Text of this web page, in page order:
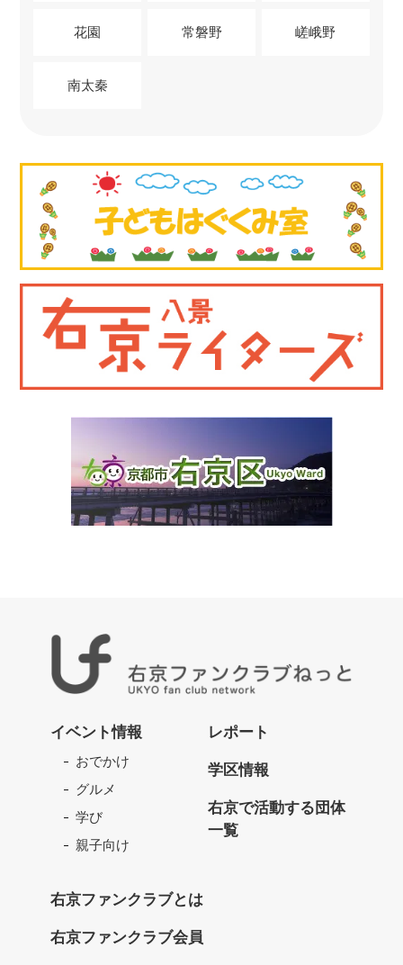
花園 常磐野 嵯峨野
南太秦
京
フ
と
イベント情報
おでかけ
グルメ
学び
親子向け
レポート
学区情報
右京で活動する団体
一覧
右京ファンクラブとは
右京ファンクラブ会員